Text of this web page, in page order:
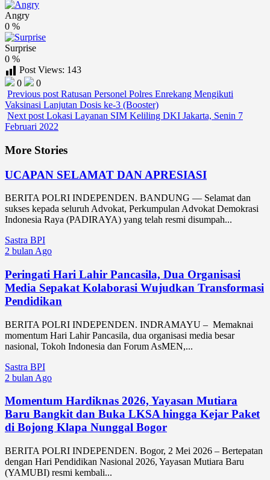
Angry
0 %
Surprise
0 %
Post Views: 143
0
0
Previous post Ratusan Personel Polres Enrekang Mengikuti
Vaksinasi Lanjutan Dosis ke-3 (Booster)
Next post Lokasi Layanan SIM Keliling DKI Jakarta, Senin 7
Februari 2022
More Stories
UCAPAN SELAMAT DAN APRESIASI
BERITA POLRI INDEPENDEN. BANDUNG — Selamat dan
sukses kepada seluruh Advokat, Perkumpulan Advokat Demokrasi
Indonesia Raya (PADIRAYA) yang telah resmi disumpah...
Sastra BPI
2 bulan Ago
Peringati Hari Lahir Pancasila, Dua Organisasi
Media Sepakat Kolaborasi Wujudkan Transformasi
Pendidikan
BERITA POLRI INDEPENDEN. INDRAMAYU – Memaknai
momentum Hari Lahir Pancasila, dua organisasi media besar
nasional, Tokoh Indonesia dan Forum AsMEN,...
Sastra BPI
2 bulan Ago
Momentum Hardiknas 2026, Yayasan Mutiara
Baru Bangkit dan Buka LKSA hingga Kejar Paket
di Bojong Klapa Nunggal Bogor
BERITA POLRI INDEPENDEN. Bogor, 2 Mei 2026 – Bertepatan
dengan Hari Pendidikan Nasional 2026, Yayasan Mutiara Baru
(YAMUBI) resmi kembali...